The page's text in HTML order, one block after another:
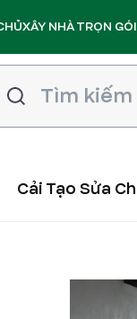
XÂY NHÀ TRỌN GÓI
Cải Tạo Sửa